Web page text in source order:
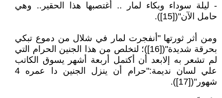
- ليلة سوداء وبكاء لمار .. أغتصبها هذا الحقير.. وهي
حامل الآن"([15]).
ومن أثر ثورتها "أنفجرت لمار في شلال من دموع تبكي
بحرقة شديدة"([16])؛ لتخلص من هذا الجنين الحرام التي
لم تشعر به إلابعد أن أكتمل أربعة أشهر يسوق الكاتب
علي لسان نديمة:"حرام أن ينزل الجنين دا عمره 4
شهور"([17]).